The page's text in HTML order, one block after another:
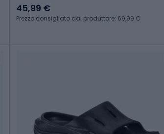
45,99 €
Prezzo consigliato dal produttore: 69,99 €